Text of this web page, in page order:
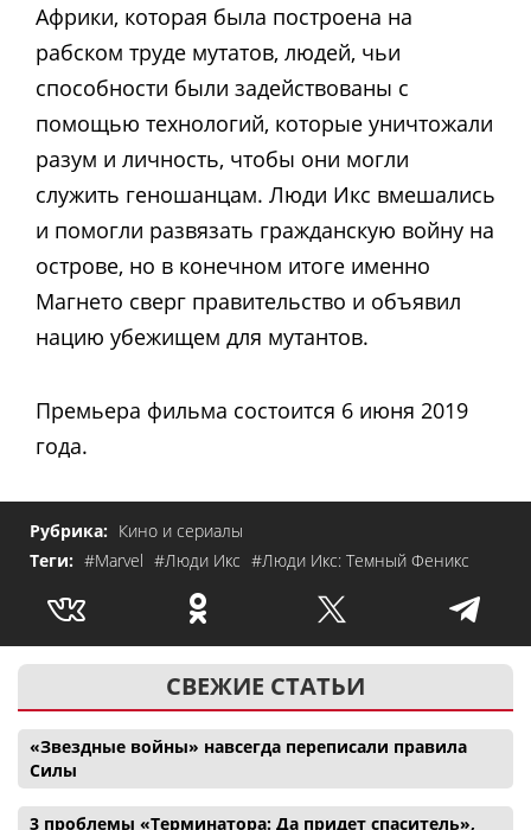
Африки, которая была построена на
рабском труде мутатов, людей, чьи
способности были задействованы с
помощью технологий, которые уничтожали
разум и личность, чтобы они могли
служить геношанцам. Люди Икс вмешались
и помогли развязать гражданскую войну на
острове, но в конечном итоге именно
Магнето сверг правительство и объявил
нацию убежищем для мутантов.
Премьера фильма состоится 6 июня 2019
года.
Рубрика: Кино и сериалы
Теги: #Marvel #Люди Икс #Люди Икс: Темный Феникс
СВЕЖИЕ СТАТЬИ
«Звездные войны» навсегда переписали правила
Силы
3 проблемы «Терминатора: Да придет спаситель»,